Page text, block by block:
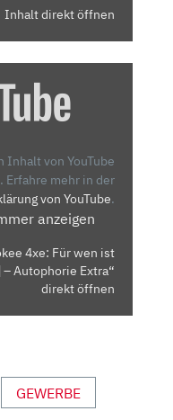
Inhalt direkt öffnen
Inhalt von YouTube
Erfahre mehr in der
von YouTube.
anzeigen
4xe: Für wen ist
Autophorie Extra“
direkt öffnen
GEWERBE